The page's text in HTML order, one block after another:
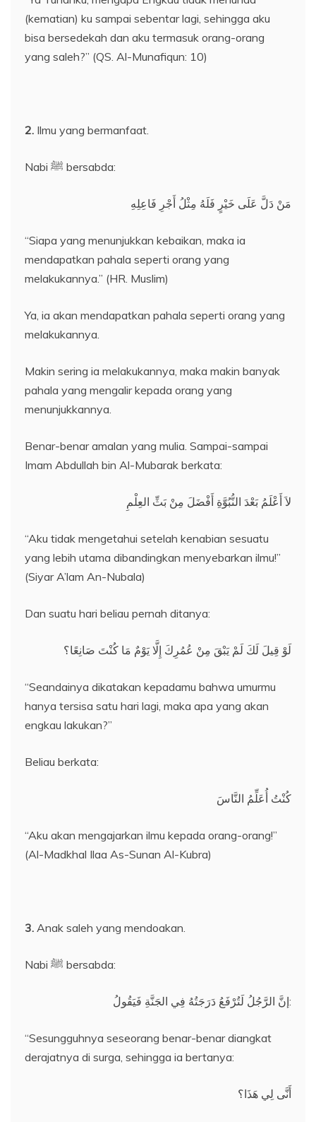
(kematian) ku sampai sebentar lagi, sehingga aku
bisa bersedekah dan aku termasuk orang-orang
yang saleh?” (QS. Al-Munafiqun: 10)
2. Ilmu yang bermanfaat.
Nabi ﷺ bersabda:
مَنْ دَلَّ عَلَى خَيْرٍ فَلَهُ مِثْلُ أَجْرِ فَاعِلِهِ
“Siapa yang menunjukkan kebaikan, maka ia
mendapatkan pahala seperti orang yang
melakukannya.” (HR. Muslim)
Ya, ia akan mendapatkan pahala seperti orang yang
melakukannya.
Makin sering ia melakukannya, maka makin banyak
pahala yang mengalir kepada orang yang
menunjukkannya.
Benar-benar amalan yang mulia. Sampai-sampai
Imam Abdullah bin Al-Mubarak berkata:
لاَ أَعْلَمُ بَعْدَ النُّبُوَّةِ أَفْضَلَ مِنْ بَثِّ العِلْمِ
“Aku tidak mengetahui setelah kenabian sesuatu
yang lebih utama dibandingkan menyebarkan ilmu!”
(Siyar A’lam An-Nubala)
Dan suatu hari beliau pernah ditanya:
لَوْ قِيلَ لَكَ لَمْ يَبْقَ مِنْ عُمُرِكَ إِلَّا يَوْمٌ مَا كُنْتَ صَانِعًا؟
“Seandainya dikatakan kepadamu bahwa umurmu
hanya tersisa satu hari lagi, maka apa yang akan
engkau lakukan?”
Beliau berkata:
كُنْتُ أُعَلِّمُ النَّاسَ
“Aku akan mengajarkan ilmu kepada orang-orang!”
(Al-Madkhal Ilaa As-Sunan Al-Kubra)
3. Anak saleh yang mendoakan.
Nabi ﷺ bersabda:
إنَّ الرَّجُلُ لَتُرْفَعُ دَرَجَتُهُ فِي الجَنَّةِ فَيَقُولُ:
“Sesungguhnya seseorang benar-benar diangkat
derajatnya di surga, sehingga ia bertanya:
أَنَّى لِي هَذَا؟